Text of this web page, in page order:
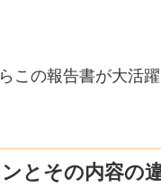
この報告書が大活躍
とその内容の